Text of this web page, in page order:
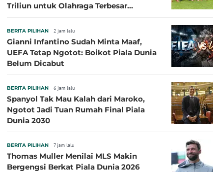
Triliun untuk Olahraga Terbesar
BERITA PILIHAN 2 jam lalu
Gianni Infantino Sudah Minta Maaf,
UEFA Tetap Ngotot: Boikot Piala Dunia
Belum Dicabut
BERITA PILIHAN 6 jam lalu
Spanyol Tak Mau Kalah dari Maroko,
Ngotot Jadi Tuan Rumah Final Piala
Dunia 2030
BERITA PILIHAN 7 jam lalu
Thomas Muller Menilai MLS Makin
Bergengsi Berkat Piala Dunia 2026